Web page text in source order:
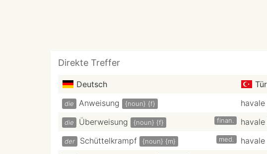
Direkte Treffer
Deutsch
die Anweisung {noun} {f} havale
die Überweisung {noun} {f} finan. havale
der Schüttelkrampf {noun} {m} med. havale